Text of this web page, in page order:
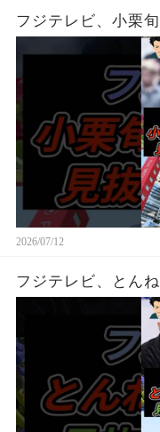
フジテレビ、小栗
2026/07/12
フジテレビ、とん